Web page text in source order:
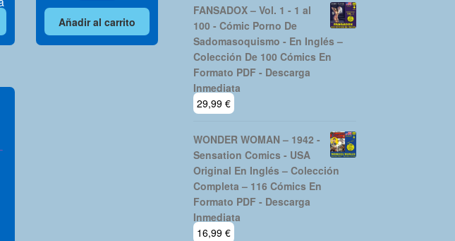
Añadir al carrito
FANSADOX – Vol. 1 - 1 al
100 - Cómic Porno De
Sadomasoquismo - En Inglés –
Colección De 100 Cómics En
Formato PDF - Descarga
Inmediata
29,99 €
WONDER WOMAN – 1942 -
Sensation Comics - USA
Original En Inglés – Colección
Completa – 116 Cómics En
Formato PDF - Descarga
Inmediata
16,99 €